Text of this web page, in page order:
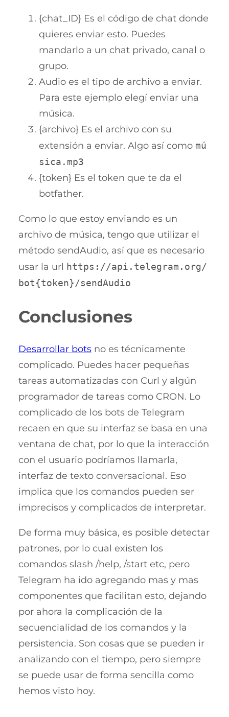
{chat_ID} Es el código de chat donde
quieres enviar esto. Puedes
mandarlo a un chat privado, canal o
grupo.
Audio es el tipo de archivo a enviar.
Para este ejemplo elegí enviar una
música.
{archivo} Es el archivo con su
extensión a enviar. Algo así como mú
sica.mp3
{token} Es el token que te da el
botfather.
Como lo que estoy enviando es un
archivo de música, tengo que utilizar el
método sendAudio, así que es necesario
usar la url https://api.telegram.org/
bot{token}/sendAudio
Conclusiones
Desarrollar bots no es técnicamente
complicado. Puedes hacer pequeñas
tareas automatizadas con Curl y algún
programador de tareas como CRON. Lo
complicado de los bots de Telegram
recaen en que su interfaz se basa en una
ventana de chat, por lo que la interacción
con el usuario podríamos llamarla,
interfaz de texto conversacional. Eso
implica que los comandos pueden ser
imprecisos y complicados de interpretar.
De forma muy básica, es posible detectar
patrones, por lo cual existen los
comandos slash /help, /start etc, pero
Telegram ha ido agregando mas y mas
componentes que facilitan esto, dejando
por ahora la complicación de la
secuencialidad de los comandos y la
persistencia. Son cosas que se pueden ir
analizando con el tiempo, pero siempre
se puede usar de forma sencilla como
hemos visto hoy.